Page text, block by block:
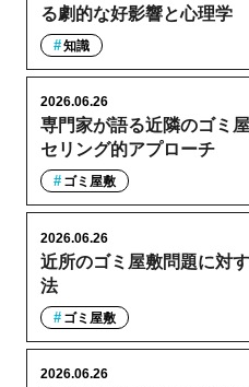
る劇的な好影響と心理学
知識
専門家が語る近隣のゴミ
セリング的アプローチ
2026.06.26
ゴミ屋敷
近所のゴミ屋敷問題に対
法
2026.06.26
ゴミ屋敷
2026.06.26